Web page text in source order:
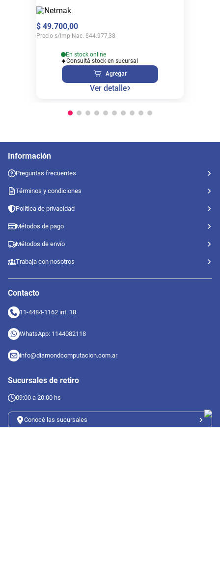
$ 49.700,00
Precio s/Imp Nac. $44.977,38
En stock online
Consultá stock en sucursal
Agregar
Ver detalle
Información
Preguntas frecuentes
Términos y condiciones
Política de privacidad
Métodos de pago
Métodos de envío
Trabaja con nosotros
Contacto
11-4484-1162 int. 18
WhatsApp: 1144082118
info@diamondcomputacion.com.ar
Sucursales de retiro
09:00 a 20:00 hs
Conocé las sucursales